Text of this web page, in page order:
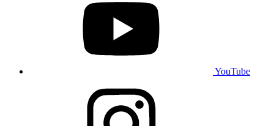
YouTube